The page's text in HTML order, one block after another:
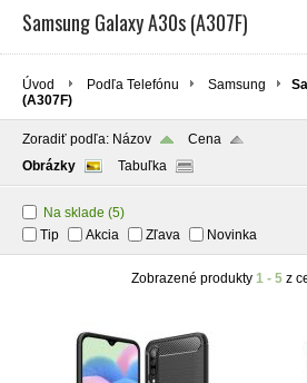
Samsung Galaxy A30s (A307F)
Úvod Podľa Telefónu Samsung
(A307F)
Zoradiť podľa: Názov
Cena
Obrázky
Tabuľka
Na sklade (5)
Tip
Akcia Zľava Novinka
Zobrazené produkty 1 - 5 z